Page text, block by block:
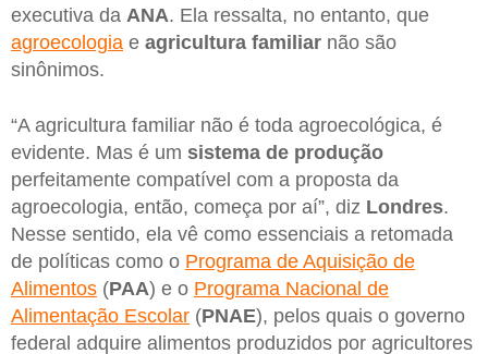
executiva da ANA. Ela ressalta, no entanto, que
agroecologia e agricultura familiar não são
sinônimos.
“A agricultura familiar não é toda agroecológica, é
evidente. Mas é um sistema de produção
perfeitamente compatível com a proposta da
agroecologia, então, começa por aí”, diz Londres.
Nesse sentido, ela vê como essenciais a retomada
de políticas como o Programa de Aquisição de
Alimentos (PAA) e o Programa Nacional de
Alimentação Escolar (PNAE), pelos quais o governo
federal adquire alimentos produzidos por agricultores